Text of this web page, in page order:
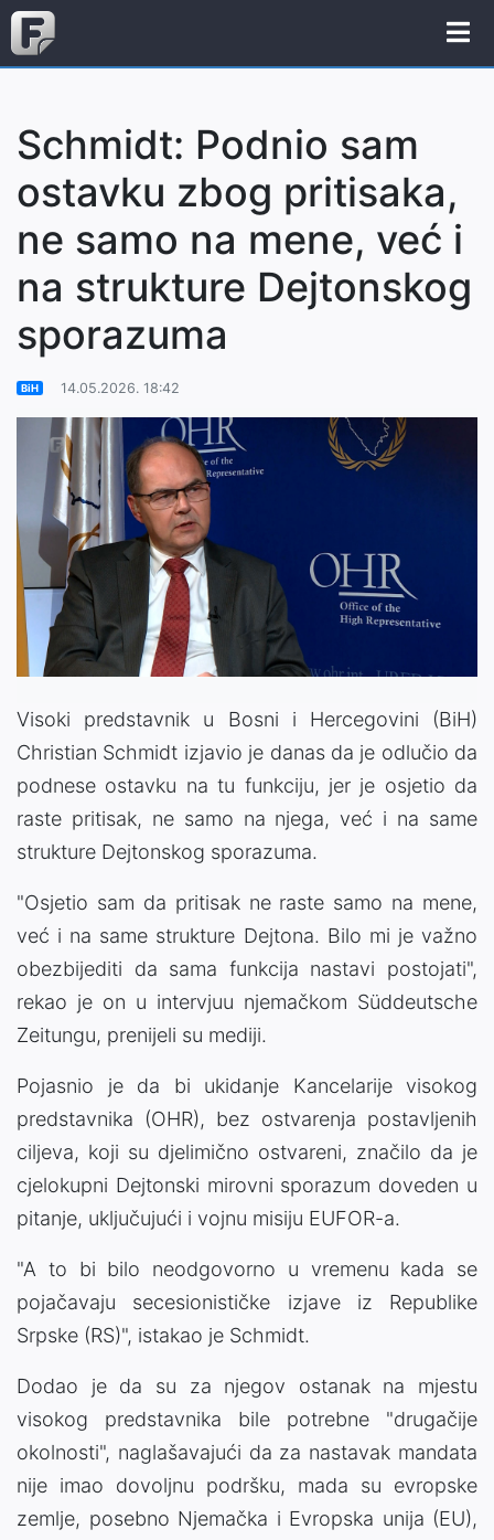
Schmidt: Podnio sam
ostavku zbog pritisaka,
ne samo na mene, već i
na strukture Dejtonskog
sporazuma
BiH 14.05.2026. 18:42
Visoki predstavnik u Bosni i Hercegovini (BiH)
Christian Schmidt izjavio je danas da je odlučio da
podnese ostavku na tu funkciju, jer je osjetio da
raste pritisak, ne samo na njega, već i na same
strukture Dejtonskog sporazuma.
"Osjetio sam da pritisak ne raste samo na mene,
već i na same strukture Dejtona. Bilo mi je važno
obezbijediti da sama funkcija nastavi postojati",
rekao je on u intervjuu njemačkom Süddeutsche
Zeitungu, prenijeli su mediji.
Pojasnio je da bi ukidanje Kancelarije visokog
predstavnika (OHR), bez ostvarenja postavljenih
ciljeva, koji su djelimično ostvareni, značilo da je
cjelokupni Dejtonski mirovni sporazum doveden u
pitanje, uključujući i vojnu misiju EUFOR-a.
"A to bi bilo neodgovorno u vremenu kada se
pojačavaju secesionističke izjave iz Republike
Srpske (RS)", istakao je Schmidt.
Dodao je da su za njegov ostanak na mjestu
visokog predstavnika bile potrebne "drugačije
okolnosti", naglašavajući da za nastavak mandata
nije imao dovoljnu podršku, mada su evropske
zemlje, posebno Njemačka i Evropska unija (EU),